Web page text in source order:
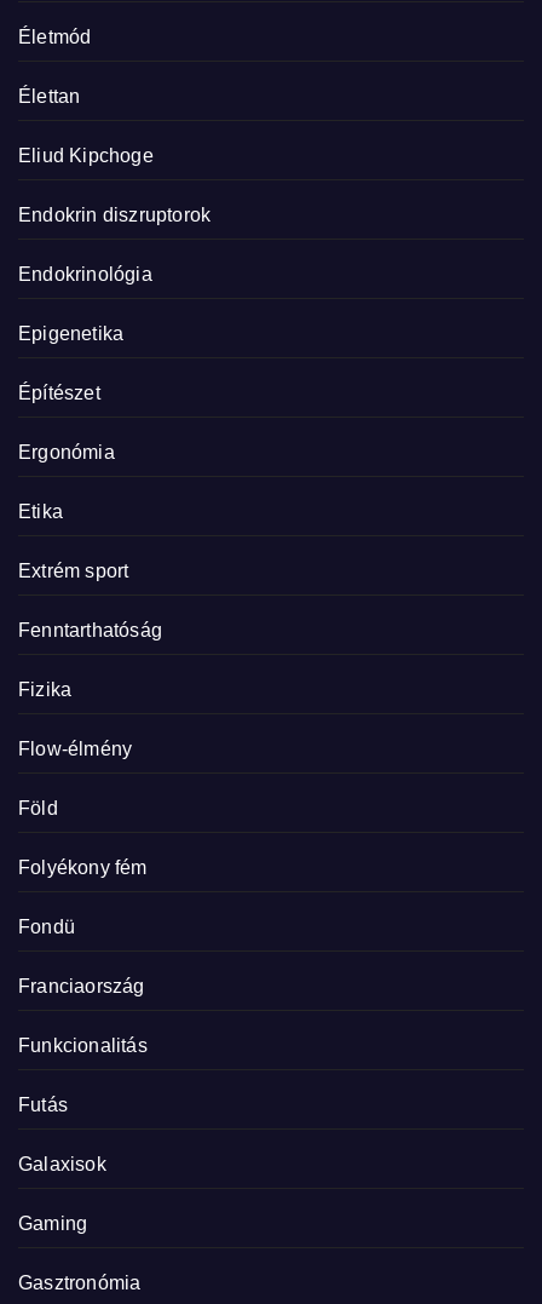
Életmód
Élettan
Eliud Kipchoge
Endokrin diszruptorok
Endokrinológia
Epigenetika
Építészet
Ergonómia
Etika
Extrém sport
Fenntarthatóság
Fizika
Flow-élmény
Föld
Folyékony fém
Fondü
Franciaország
Funkcionalitás
Futás
Galaxisok
Gaming
Gasztronómia